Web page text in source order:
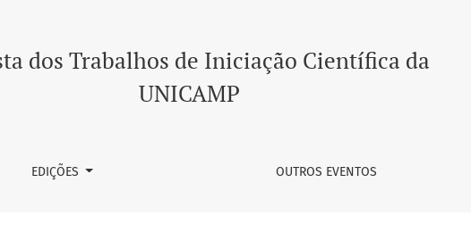
validação de uma ação direcionada para a equipe escolar
dos Trabalhos de Iniciação Científica da
UNICAMP
EDIÇÕES OUTROS EVENTOS